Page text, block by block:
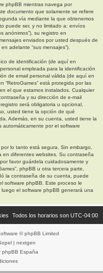
phpBB mientras navega por
documento que solamente se refiere
vía mediante la que obtenemos
puede ser, y no limitado a: envíos
anónimos”), su registro en
enviados por usted después de
adelante “sus mensajes”).
de identificación (de aquí en
empleada para la identificación
de email personal válida (de aquí en
“RetroGames” está protegida por las
el que estamos instalados. Cualquier
y su dirección de e-mail
será obligatoria u opcional,
usted tiene la opción de qué
Además, en su cuenta, usted tiene la
automáticamente por el software
lo tanto está segura. Sin embargo,
en diferentes websites. Su contraseña
favor guárdela cuidadosamente y
phpBB u otra tercera parte,
la contraseña de su cuenta, puede
software phpBB. Este proceso le
el software phpBB generará una
Todos los horarios son UTC-04:00
© phpBB Limited
| nextgen
phpBB España